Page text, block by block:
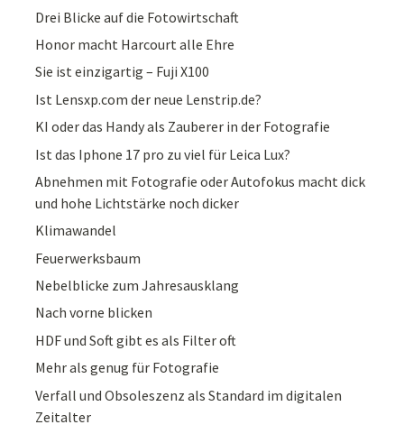
Drei Blicke auf die Fotowirtschaft
Honor macht Harcourt alle Ehre
Sie ist einzigartig – Fuji X100
Ist Lensxp.com der neue Lenstrip.de?
KI oder das Handy als Zauberer in der Fotografie
Ist das Iphone 17 pro zu viel für Leica Lux?
Abnehmen mit Fotografie oder Autofokus macht dick
und hohe Lichtstärke noch dicker
Klimawandel
Feuerwerksbaum
Nebelblicke zum Jahresausklang
Nach vorne blicken
HDF und Soft gibt es als Filter oft
Mehr als genug für Fotografie
Verfall und Obsoleszenz als Standard im digitalen
Zeitalter